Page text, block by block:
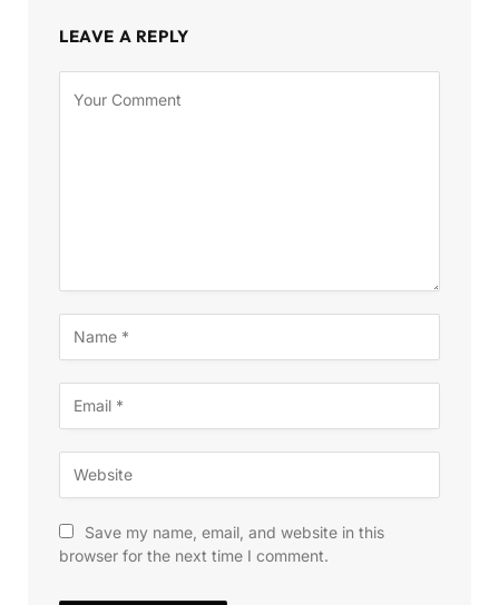
LEAVE A REPLY
Save my name, email, and website in this
browser for the next time I comment.